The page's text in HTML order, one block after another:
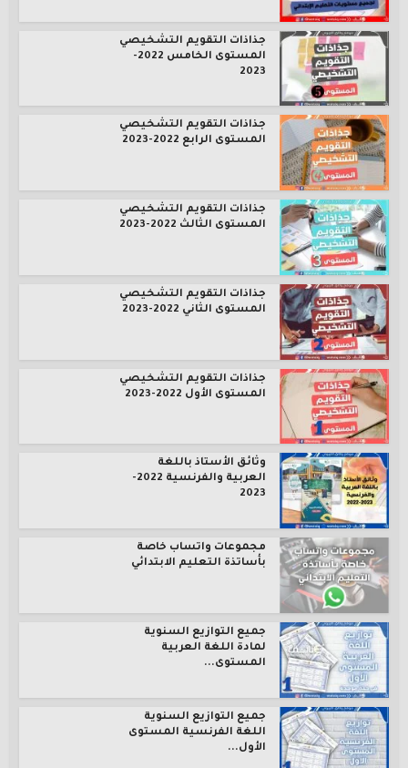
جذاذات التقويم التشخيصي
المستوى الخامس 2022-
2023
جذاذات التقويم التشخيصي
المستوى الرابع 2022-2023
جذاذات التقويم التشخيصي
المستوى الثالث 2022-2023
جذاذات التقويم التشخيصي
المستوى الثاني 2022-2023
جذاذات التقويم التشخيصي
المستوى الأول 2022-2023
وثائق الأستاذ باللغة
العربية والفرنسية 2022-
2023
مجموعات واتساب خاصة
بأساتذة التعليم الابتدائي
جميع التوازيع السنوية
لمادة اللغة العربية
المستوى...
جميع التوازيع السنوية
اللغة الفرنسية المستوى
الأول...